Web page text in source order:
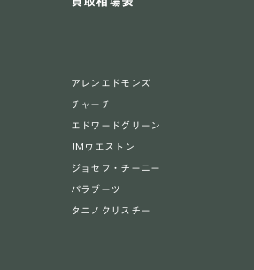
アレンエドモンズ
チャーチ
エドワードグリーン
JMウエストン
ジョセフ・チーニー
パラブーツ
タニノクリスチー